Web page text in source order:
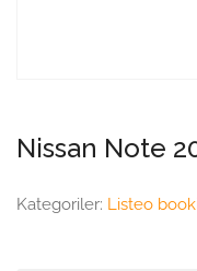
Nissan Note
Kategoriler: Listeo